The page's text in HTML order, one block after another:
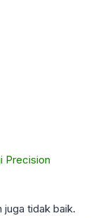
Precision
juga tidak baik.